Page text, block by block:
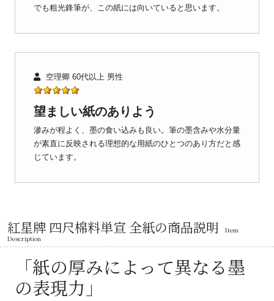
でも粗光鋒筆が、この紙には向いていると思います。
空理卿 60代以上 男性
望ましい紙のありよう
滲みが程よく、墨の食い込みも良い。筆の墨含みや水分量
が素直に反映される理想的な用紙のひとつのあり方だと感
じています。
紅星牌 四尺棉料単宣 全紙の商品説明
Item
Description
「紙の厚みによって異なる墨
の表現力」